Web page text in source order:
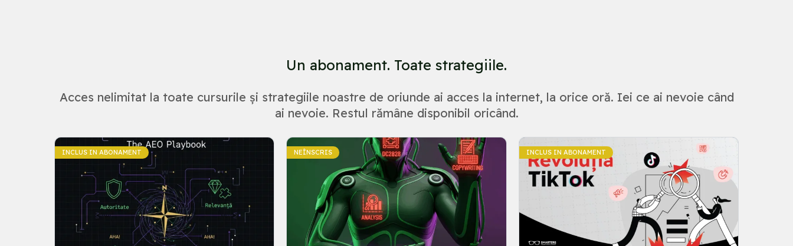
Un abonament. Toate strategiile.
Acces nelimitat la toate cursurile și strategiile noastre de oriunde ai acces la internet, la orice oră. Iei ce ai nevoie când
ai nevoie. Restul rămâne disponibil oricând.
INCLUS IN ABONAMENT NEÎNSCRIS INCLUS IN ABONAMENT